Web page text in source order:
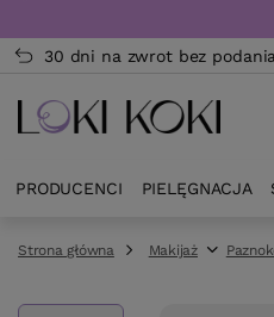
30 dni na zwrot bez
PRODUCENCI PIELĘGNACJA
Strona główna Makijaż